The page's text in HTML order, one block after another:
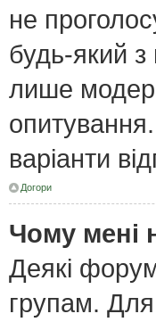
не
будь-який з
лише
варіанти
Догори
Чому мені
Деякі
групам.